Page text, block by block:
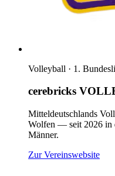
Volleyball · 1.
cerebricks
Mitteldeutschlands
Wolfen — seit 2026 in
Männer.
Zur Vereinswebsite